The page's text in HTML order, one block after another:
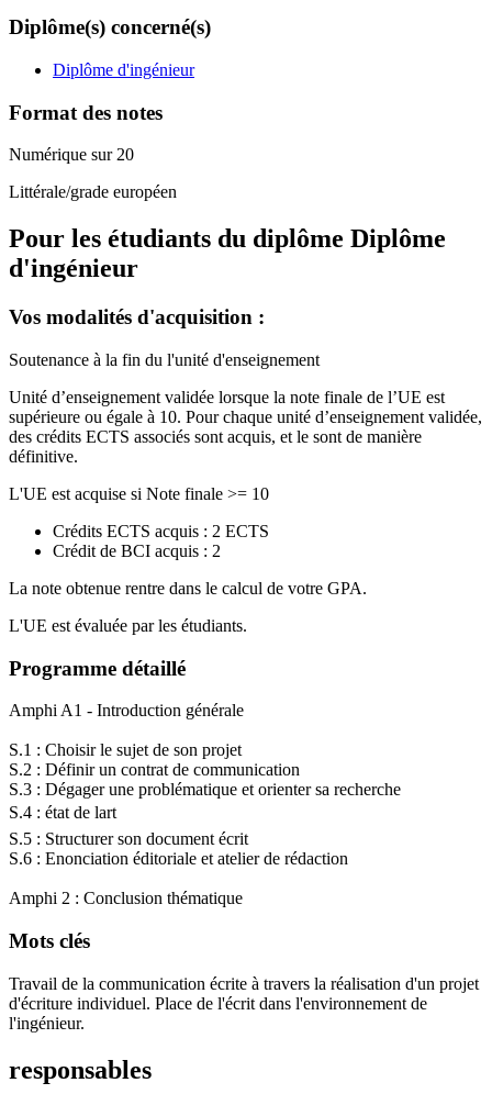
Diplôme(s) concerné(s)
Diplôme d'ingénieur
Format des notes
Numérique sur 20
Littérale/grade européen
Pour les étudiants du diplôme Diplôme
d'ingénieur
Vos modalités d'acquisition :
Soutenance à la fin du l'unité d'enseignement
Unité d’enseignement validée lorsque la note finale de l’UE est
supérieure ou égale à 10. Pour chaque unité d’enseignement validée,
des crédits ECTS associés sont acquis, et le sont de manière
définitive.
L'UE est acquise si Note finale >= 10
Crédits ECTS acquis : 2 ECTS
Crédit de BCI acquis : 2
La note obtenue rentre dans le calcul de votre GPA.
L'UE est évaluée par les étudiants.
Programme détaillé
Amphi A1 - Introduction générale
S.1 : Choisir le sujet de son projet
S.2 : Définir un contrat de communication
S.3 : Dégager une problématique et orienter sa recherche
S.4 : état de lart
S.5 : Structurer son document écrit
S.6 : Enonciation éditoriale et atelier de rédaction
Amphi 2 : Conclusion thématique
Mots clés
Travail de la communication écrite à travers la réalisation d'un projet
d'écriture individuel. Place de l'écrit dans l'environnement de
l'ingénieur.
responsables